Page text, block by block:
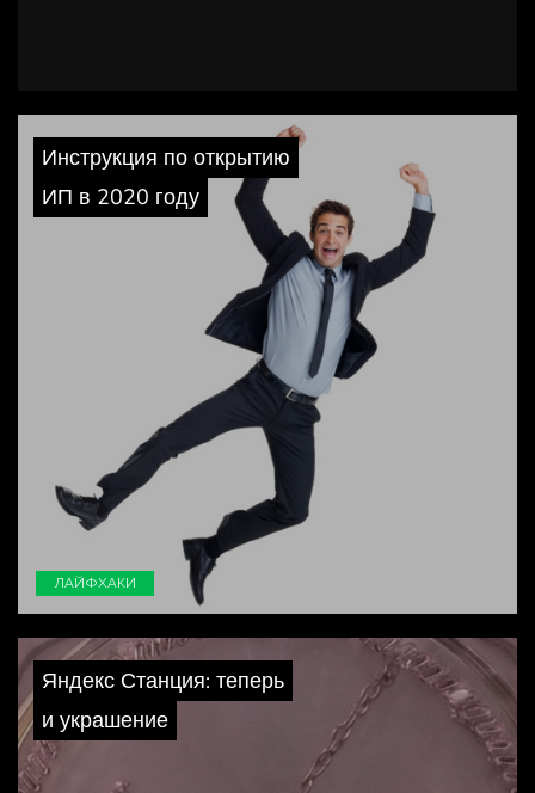
Инструкция по открытию
ИП в 2020 году
ЛАЙФХАКИ
Яндекс Станция: теперь
и украшение